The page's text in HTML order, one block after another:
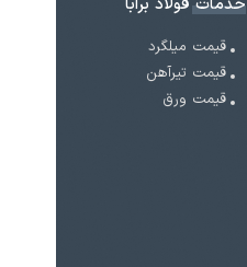
قیمت میلگرد
قیمت تیرآهن
قیمت ورق